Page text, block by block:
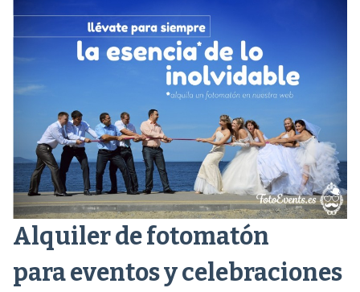
Alquiler de fotomatón
para eventos y celebraciones